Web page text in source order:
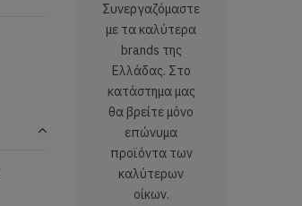
Συνεργαζόμαστε
με τα καλύτερα
brands της
Ελλάδας. Στο
κατάστημα μας
θα βρείτε μόνο
επώνυμα
προϊόντα των
καλύτερων
οίκων.